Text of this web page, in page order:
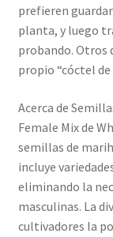
prefieren
planta, y luego
probando. Otros
propio “cóctel de
Acerca de
Female Mix de
semillas de
incluye
eliminando la
masculinas. La
cultivadores la